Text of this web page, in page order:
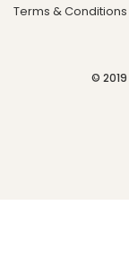
Terms & Conditions
© 2019